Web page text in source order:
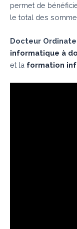
permet de
le total des
Docteur
informatique à
et la formation